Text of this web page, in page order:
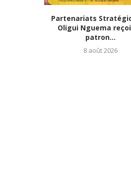
Partenariats
Oligui Nguema
patron...
8 août 2026